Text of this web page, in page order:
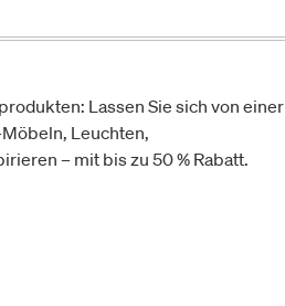
Lassen Sie sich von einer
Leuchten,
– mit bis zu 50 % Rabatt.